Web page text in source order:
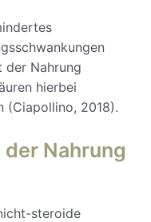
der Nahrung
hierbei
(Ciapollino, 2018).
Nahrung
steroide